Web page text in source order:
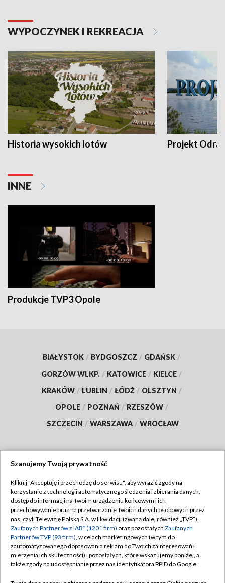
WYPOCZYNEK I REKREACJA
Historia wysokich lotów Projekt Odra
INNE
Produkcje TVP3 Opole
BIAŁYSTOK / BYDGOSZCZ / GDAŃSK /
GORZÓW WLKP. / KATOWICE / KIELCE /
KRAKÓW / LUBLIN / ŁÓDŹ / OLSZTYN /
OPOLE / POZNAŃ / RZESZÓW /
SZCZECIN / WARSZAWA / WROCŁAW
TVP
Abonament TVP
Emisja w TVP
Centrum informacji TVP
Naziemna Telewizja Cyfrowa
Regulamin TVP
Polityka prywatności
Moje zgody
Pomoc
Szanujemy Twoją prywatność
Kliknij "Akceptuję i przechodzę do serwisu", aby wyrazić zgody na
korzystanie z technologii automatycznego śledzenia i zbierania danych,
dostęp do informacji na Twoim urządzeniu końcowym i ich
przechowywanie oraz na przetwarzanie Twoich danych osobowych przez
nas, czyli Telewizję Polską S.A. w likwidacji (zwaną dalej również „TVP”),
Zaufanych Partnerów z IAB* (1201 firm) oraz pozostałych Zaufanych
Partnerów TVP (93 firm), w celach marketingowych (w tym do
zautomatyzowanego dopasowania reklam do Twoich zainteresowań i
mierzenia ich skuteczności) i pozostałych, które wskazujemy poniżej, a
także zgody na udostępnianie przez nas identyfikatora PPID do Google.